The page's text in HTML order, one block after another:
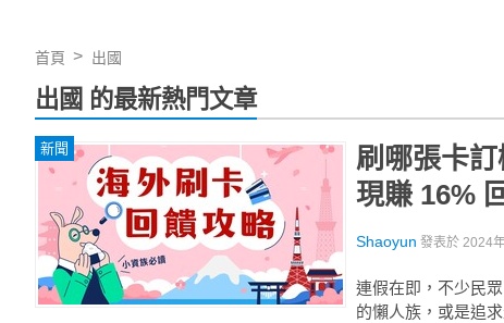
首頁 出國
出國 的最新熱門文章
新聞
刷哪張卡
現賺 16%
Shaoyun 發表於 2024
連假在即，不少民
的懶人族，或是追